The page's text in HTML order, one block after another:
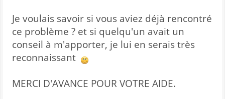
Je voulais savoir si vous aviez déjà rencontré
ce problème ? et si quelqu'un avait un
conseil à m'apporter, je lui en serais très
reconnaissant
MERCI D'AVANCE POUR VOTRE AIDE.